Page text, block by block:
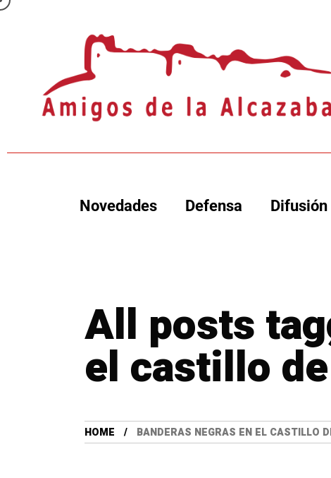
Novedades Defensa Difusión
All posts
el castillo
HOME BANDERAS NEGRAS EN EL CASTILLO